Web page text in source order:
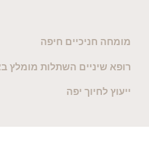
חיפה
השתלות מומלץ בצפון
יפה